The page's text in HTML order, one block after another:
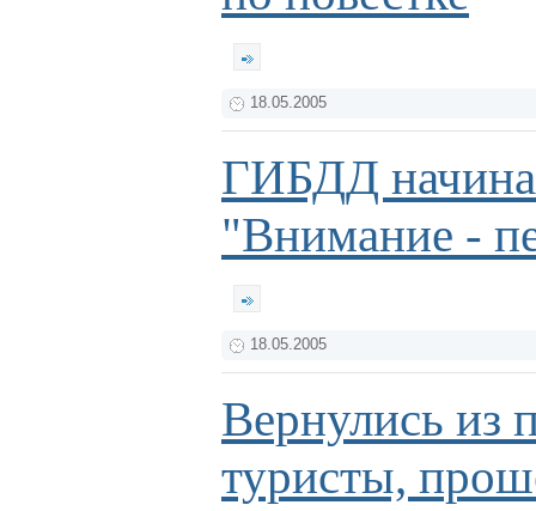
18.05.2005
ГИБДД
"Внимание -
18.05.2005
Вернулись из
туристы,